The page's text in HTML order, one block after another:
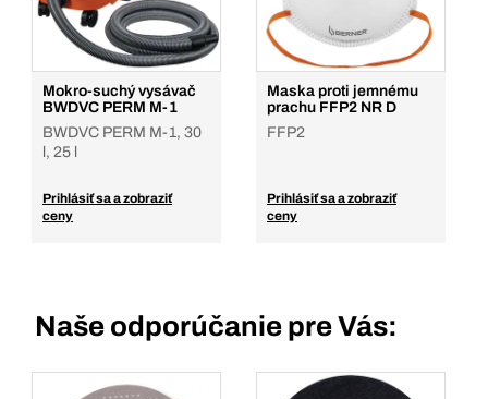
Mokro-suchý vysávač
BWDVC PERM M-1
BWDVC PERM M-1, 30
l, 25 l
Prihlásiť sa a zobraziť
ceny
Maska proti jemnému
prachu FFP2 NR D
FFP2
Prihlásiť sa a zobraziť
ceny
Naše odporúčanie pre Vás: